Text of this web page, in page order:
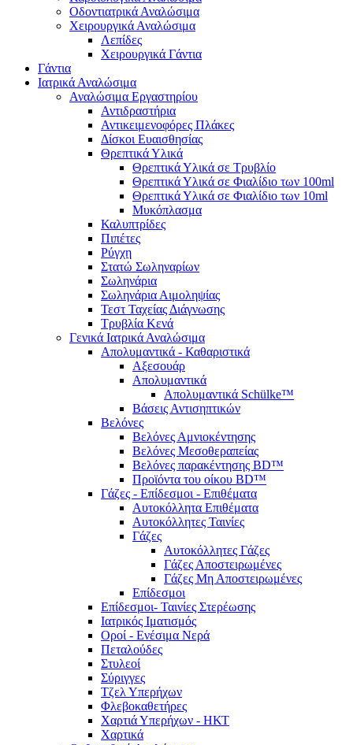
Οδοντιατρικά Αναλώσιμα
Χειρουργικά Αναλώσιμα
Λεπίδες
Χειρουργικά Γάντια
Γάντια
Ιατρικά Αναλώσιμα
Αναλώσιμα Εργαστηρίου
Αντιδραστήρια
Αντικειμενοφόρες Πλάκες
Δίσκοι Ευαισθησίας
Θρεπτικά Υλικά
Θρεπτικά Υλικά σε Τρυβλίο
Θρεπτικά Υλικά σε Φιαλίδιο των 100ml
Θρεπτικά Υλικά σε Φιαλίδιο των 10ml
Μυκόπλασμα
Καλυπτρίδες
Πιπέτες
Ρύγχη
Στατώ Σωληναρίων
Σωληνάρια
Σωληνάρια Αιμοληψίας
Τεστ Ταχείας Διάγνωσης
Τρυβλία Κενά
Γενικά Ιατρικά Αναλώσιμα
Απολυμαντικά - Καθαριστικά
Αξεσουάρ
Απολυμαντικά
Απολυμαντικά Schülke™
Βάσεις Αντισηπτικών
Βελόνες
Βελόνες Αμνιοκέντησης
Βελόνες Μεσοθεραπείας
Βελόνες παρακέντησης BD™
Προϊόντα του οίκου BD™
Γάζες - Επίδεσμοι - Επιθέματα
Αυτοκόλλητα Επιθέματα
Αυτοκόλλητες Ταινίες
Γάζες
Αυτοκόλλητες Γάζες
Γάζες Αποστειρωμένες
Γάζες Μη Αποστειρωμένες
Επίδεσμοι
Επίδεσμοι- Ταινίες Στερέωσης
Ιατρικός Ιματισμός
Οροί - Ενέσιμα Νερά
Πεταλούδες
Στυλεοί
Σύριγγες
Τζελ Υπερήχων
Φλεβοκαθετήρες
Χαρτιά Υπερήχων - ΗΚΤ
Χαρτικά